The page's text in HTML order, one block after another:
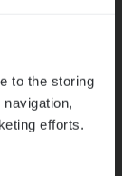
to the storing
efforts.
Van­b­